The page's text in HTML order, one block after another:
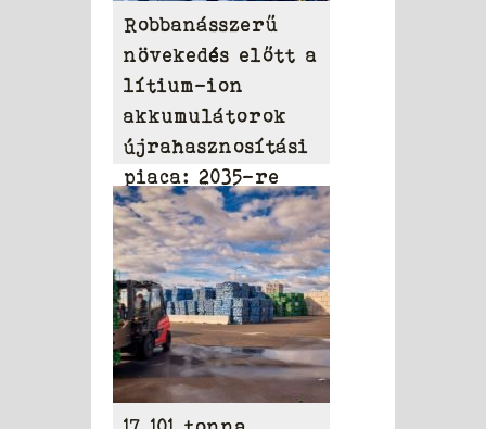
Robbanásszerű
növekedés előtt a
lítium-ion
akkumulátorok
újrahasznosítási
piaca: 2035-re
elérheti a 31,95
milliárd dollárt